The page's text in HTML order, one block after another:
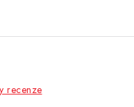
recenze